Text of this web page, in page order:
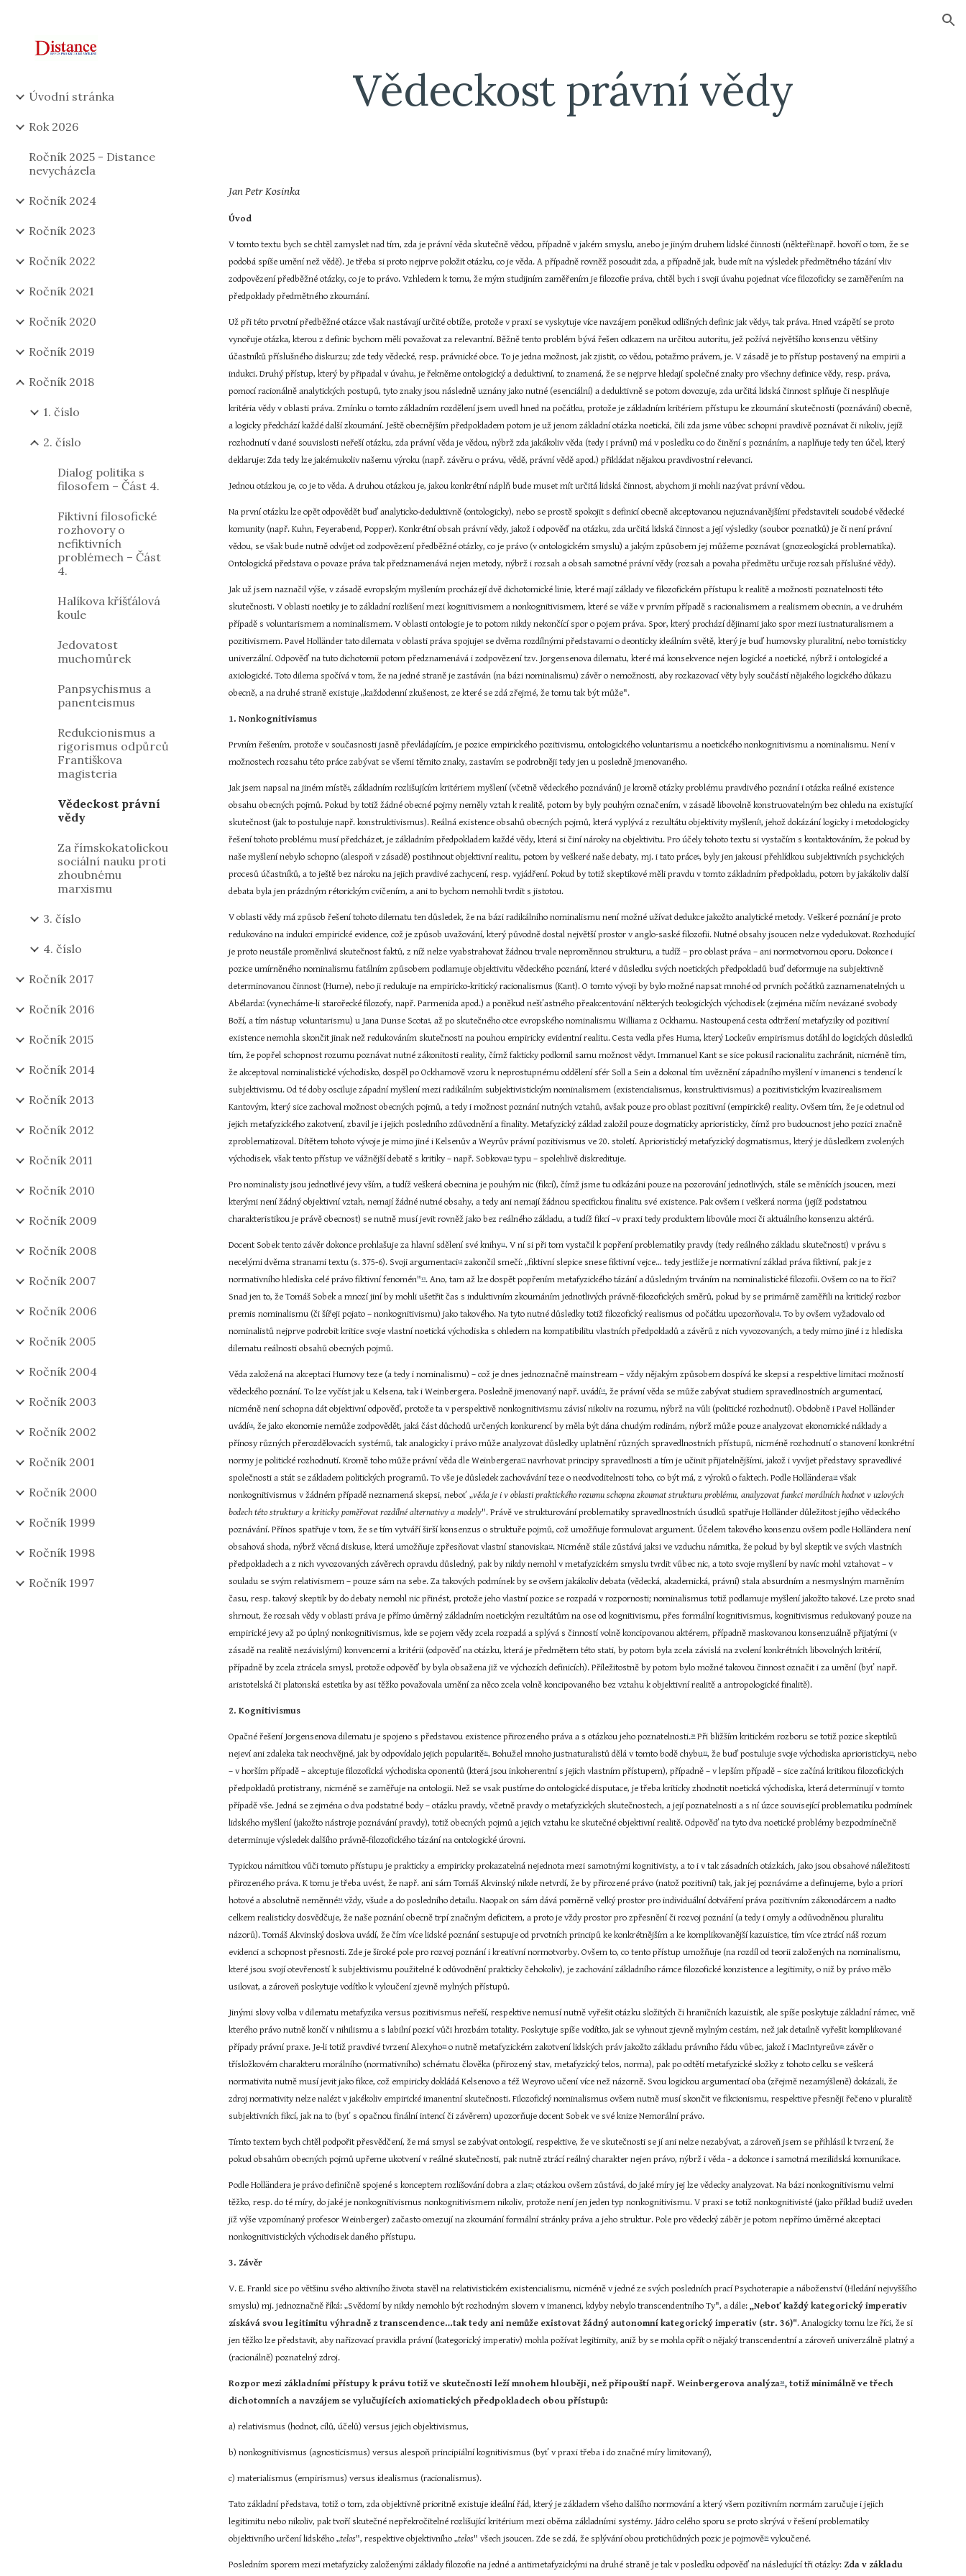
Úvodní stránka
Rok 2026
Ročník 2025 - Distance
nevycházela
Ročník 2024
Ročník 2023
Ročník 2022
Ročník 2021
Ročník 2020
Ročník 2019
Ročník 2018
1. číslo
2. číslo
Dialog politika s
filosofem – Část 4.
Fiktivní filosofické
rozhovory o
nefiktivních
problémech – Část
4.
Halíkova kříšťálová
koule
Jedovatost
muchomůrek
Panpsychismus a
panenteismus
Redukcionismus a
rigorismus odpůrců
Františkova
magisteria
Vědeckost právní
vědy
Za římskokatolickou
sociální nauku proti
zhoubnému
marxismu
3. číslo
4. číslo
Ročník 2017
Ročník 2016
Ročník 2015
Ročník 2014
Ročník 2013
Ročník 2012
Ročník 2011
Ročník 2010
Ročník 2009
Ročník 2008
Ročník 2007
Ročník 2006
Ročník 2005
Ročník 2004
Ročník 2003
Ročník 2002
Ročník 2001
Ročník 2000
Ročník 1999
Ročník 1998
Ročník 1997
Vědeckost právní vědy
Jan Petr Kosinka
Úvod
V tomto textu bych se chtěl zamyslet nad tím, zda je právní věda skutečně vědou, případně v jakém smyslu, anebo je jiným druhem lidské činnosti (někteří1např. hovoří o tom, že se
podobá spíše umění než vědě). Je třeba si proto nejprve položit otázku, co je věda. A případně rovněž posoudit zda, a případně jak, bude mít na výsledek předmětného tázání vliv
zodpovězení předběžné otázky, co je to právo. Vzhledem k tomu, že mým studijním zaměřením je filozofie práva, chtěl bych i svoji úvahu pojednat více filozoficky se zaměřením na
předpoklady předmětného zkoumání.
Už při této prvotní předběžné otázce však nastávají určité obtíže, protože v praxi se vyskytuje více navzájem poněkud odlišných definic jak vědy2, tak práva. Hned vzápětí se proto
vynořuje otázka, kterou z definic bychom měli považovat za relevantní. Běžně tento problém bývá řešen odkazem na určitou autoritu, jež požívá největšího konsenzu většiny
účastníků příslušného diskurzu; zde tedy vědecké, resp. právnické obce. To je jedna možnost, jak zjistit, co vědou, potažmo právem, je. V zásadě je to přístup postavený na empirii a
indukci. Druhý přístup, který by připadal v úvahu, je řekněme ontologický a deduktivní, to znamená, že se nejprve hledají společné znaky pro všechny definice vědy, resp. práva,
pomocí racionálně analytických postupů, tyto znaky jsou následně uznány jako nutné (esenciální) a deduktivně se potom dovozuje, zda určitá lidská činnost splňuje či nesplňuje
kritéria vědy v oblasti práva. Zmínku o tomto základním rozdělení jsem uvedl hned na počátku, protože je základním kritériem přístupu ke zkoumání skutečnosti (poznávání) obecně,
a logicky předchází každé další zkoumání. Ještě obecnějším předpokladem potom je už jenom základní otázka noetická, čili zda jsme vůbec schopni pravdivě poznávat či nikoliv, jejíž
rozhodnutí v dané souvislosti neřeší otázku, zda právní věda je vědou, nýbrž zda jakákoliv věda (tedy i právní) má v posledku co do činění s poznáním, a naplňuje tedy ten účel, který
deklaruje: Zda tedy lze jakémukoliv našemu výroku (např. závěru o právu, vědě, právní vědě apod.) přikládat nějakou pravdivostní relevanci.
Jednou otázkou je, co je to věda. A druhou otázkou je, jakou konkrétní náplň bude muset mít určitá lidská činnost, abychom ji mohli nazývat právní vědou.
Na první otázku lze opět odpovědět buď analyticko-deduktivně (ontologicky), nebo se prostě spokojit s definicí obecně akceptovanou nejuznávanějšími představiteli soudobé vědecké
komunity (např. Kuhn, Feyerabend, Popper). Konkrétní obsah právní vědy, jakož i odpověď na otázku, zda určitá lidská činnost a její výsledky (soubor poznatků) je či není právní
vědou, se však bude nutně odvíjet od zodpovězení předběžné otázky, co je právo (v ontologickém smyslu) a jakým způsobem jej můžeme poznávat (gnozeologická problematika).
Ontologická představa o povaze práva tak předznamenává nejen metody, nýbrž i rozsah a obsah samotné právní vědy (rozsah a povaha předmětu určuje rozsah příslušné vědy).
Jak už jsem naznačil výše, v zásadě evropským myšlením procházejí dvě dichotomické linie, které mají základy ve filozofickém přístupu k realitě a možnosti poznatelnosti této
skutečnosti. V oblasti noetiky je to základní rozlišení mezi kognitivismem a nonkognitivismem, které se váže v prvním případě s racionalismem a realismem obecnin, a ve druhém
případě s voluntarismem a nominalismem. V oblasti ontologie je to potom nikdy nekončící spor o pojem práva. Spor, který prochází dějinami jako spor mezi iustnaturalismem a
pozitivismem. Pavel Holländer tato dilemata v oblasti práva spojuje3 se dvěma rozdílnými představami o deonticky ideálním světě, který je buď humovsky pluralitní, nebo tomisticky
univerzální. Odpověď na tuto dichotomii potom předznamenává i zodpovězení tzv. Jorgensenova dilematu, které má konsekvence nejen logické a noetické, nýbrž i ontologické a
axiologické. Toto dilema spočívá v tom, že na jedné straně je zastáván (na bázi nominalismu) závěr o nemožnosti, aby rozkazovací věty byly součástí nějakého logického důkazu
obecně, a na druhé straně existuje „každodenní zkušenost, ze které se zdá zřejmé, že tomu tak být může".
1. Nonkognitivismus
Prvním řešením, protože v současnosti jasně převládajícím, je pozice empirického pozitivismu, ontologického voluntarismu a noetického nonkognitivismu a nominalismu. Není v
možnostech rozsahu této práce zabývat se všemi těmito znaky, zastavím se podrobněji tedy jen u posledně jmenovaného.
Jak jsem napsal na jiném místě4, základním rozlišujícím kritériem myšlení (včetně vědeckého poznávání) je kromě otázky problému pravdivého poznání i otázka reálné existence
obsahu obecných pojmů. Pokud by totiž žádné obecné pojmy neměly vztah k realitě, potom by byly pouhým označením, v zásadě libovolně konstruovatelným bez ohledu na existující
skutečnost (jak to postuluje např. konstruktivismus). Reálná existence obsahů obecných pojmů, která vyplývá z rezultátu objektivity myšlení5, jehož dokázání logicky i metodologicky
řešení tohoto problému musí předcházet, je základním předpokladem každé vědy, která si činí nároky na objektivitu. Pro účely tohoto textu si vystačím s kontaktováním, že pokud by
naše myšlení nebylo schopno (alespoň v zásadě) postihnout objektivní realitu, potom by veškeré naše debaty, mj. i tato práce6, byly jen jakousi přehlídkou subjektivních psychických
procesů účastníků, a to ještě bez nároku na jejich pravdivé zachycení, resp. vyjádření. Pokud by totiž skeptikové měli pravdu v tomto základním předpokladu, potom by jakákoliv další
debata byla jen prázdným rétorickým cvičením, a ani to bychom nemohli tvrdit s jistotou.
V oblasti vědy má způsob řešení tohoto dilematu ten důsledek, že na bázi radikálního nominalismu není možné užívat dedukce jakožto analytické metody. Veškeré poznání je proto
redukováno na indukci empirické evidence, což je způsob uvažování, který původně dostal největší prostor v anglo-saské filozofii. Nutné obsahy jsoucen nelze vydedukovat. Rozhodující
je proto neustále proměnlivá skutečnost faktů, z níž nelze vyabstrahovat žádnou trvale neproměnnou strukturu, a tudíž – pro oblast práva – ani normotvornou oporu. Dokonce i
pozice umírněného nominalismu fatálním způsobem podlamuje objektivitu vědeckého poznání, které v důsledku svých noetických předpokladů buď deformuje na subjektivně
determinovanou činnost (Hume), nebo ji redukuje na empiricko-kritický racionalismus (Kant). O tomto vývoji by bylo možné napsat mnohé od prvních počátků zaznamenatelných u
Abélarda7 (vynecháme-li starořecké filozofy, např. Parmenida apod.) a poněkud nešťastného přeakcentování některých teologických východisek (zejména ničím nevázané svobody
Boží, a tím nástup voluntarismu) u Jana Dunse Scota8, až po skutečného otce evropského nominalismu Williama z Ockhamu. Nastoupená cesta odtržení metafyziky od pozitivní
existence nemohla skončit jinak než redukováním skutečnosti na pouhou empiricky evidentní realitu. Cesta vedla přes Huma, který Lockeův empirismus dotáhl do logických důsledků
tím, že popřel schopnost rozumu poznávat nutné zákonitosti reality, čímž fakticky podlomil samu možnost vědy9. Immanuel Kant se sice pokusil racionalitu zachránit, nicméně tím,
že akceptoval nominalistické východisko, dospěl po Ockhamově vzoru k neprostupnému oddělení sfér Soll a Sein a dokonal tím uvěznění západního myšlení v imanenci s tendencí k
subjektivismu. Od té doby osciluje západní myšlení mezi radikálním subjektivistickým nominalismem (existencialismus, konstruktivismus) a pozitivistickým kvazirealismem
Kantovým, který sice zachoval možnost obecných pojmů, a tedy i možnost poznání nutných vztahů, avšak pouze pro oblast pozitivní (empirické) reality. Ovšem tím, že je odetnul od
jejich metafyzického zakotvení, zbavil je i jejich posledního zdůvodnění a finality. Metafyzický základ založil pouze dogmaticky aprioristicky, čímž pro budoucnost jeho pozici značně
zproblematizoval. Dítětem tohoto vývoje je mimo jiné i Kelsenův a Weyrův právní pozitivismus ve 20. století. Aprioristický metafyzický dogmatismus, který je důsledkem zvolených
východisek, však tento přístup ve vážnější debatě s kritiky – např. Sobkova10 typu – spolehlivě diskredituje.
Pro nominalisty jsou jednotlivé jevy vším, a tudíž veškerá obecnina je pouhým nic (fikcí), čímž jsme tu odkázáni pouze na pozorování jednotlivých, stále se měnících jsoucen, mezi
kterými není žádný objektivní vztah, nemají žádné nutné obsahy, a tedy ani nemají žádnou specifickou finalitu své existence. Pak ovšem i veškerá norma (jejíž podstatnou
charakteristikou je právě obecnost) se nutně musí jevit rovněž jako bez reálného základu, a tudíž fikcí –v praxi tedy produktem libovůle moci či aktuálního konsenzu aktérů.
Docent Sobek tento závěr dokonce prohlašuje za hlavní sdělení své knihy11. V ní si při tom vystačil k popření problematiky pravdy (tedy reálného základu skutečnosti) v právu s
necelými dvěma stranami textu (s. 375-6). Svoji argumentaci12 zakončil smečí: „fiktivní slepice snese fiktivní vejce… tedy jestliže je normativní základ práva fiktivní, pak je z
normativního hlediska celé právo fiktivní fenomén"13. Ano, tam až lze dospět popřením metafyzického tázání a důsledným trváním na nominalistické filozofii. Ovšem co na to říci?
Snad jen to, že Tomáš Sobek a mnozí jiní by mohli ušetřit čas s induktivním zkoumáním jednotlivých právně-filozofických směrů, pokud by se primárně zaměřili na kritický rozbor
premis nominalismu (či šířeji pojato – nonkognitivismu) jako takového. Na tyto nutné důsledky totiž filozofický realismus od počátku upozorňoval14. To by ovšem vyžadovalo od
nominalistů nejprve podrobit kritice svoje vlastní noetická východiska s ohledem na kompatibilitu vlastních předpokladů a závěrů z nich vyvozovaných, a tedy mimo jiné i z hlediska
dilematu reálnosti obsahů obecných pojmů.
Věda založená na akceptaci Humovy teze (a tedy i nominalismu) – což je dnes jednoznačně mainstream – vždy nějakým způsobem dospívá ke skepsi a respektive limitaci možností
vědeckého poznání. To lze vyčíst jak u Kelsena, tak i Weinbergera. Posledně jmenovaný např. uvádí15, že právní věda se může zabývat studiem spravedlnostních argumentací,
nicméně není schopna dát objektivní odpověď, protože ta v perspektivě nonkognitivismu závisí nikoliv na rozumu, nýbrž na vůli (politické rozhodnutí). Obdobně i Pavel Holländer
uvádí16, že jako ekonomie nemůže zodpovědět, jaká část důchodů určených konkurencí by měla být dána chudým rodinám, nýbrž může pouze analyzovat ekonomické náklady a
přínosy různých přerozdělovacích systémů, tak analogicky i právo může analyzovat důsledky uplatnění různých spravedlnostních přístupů, nicméně rozhodnutí o stanovení konkrétní
normy je politické rozhodnutí. Kromě toho může právní věda dle Weinbergera17 navrhovat principy spravedlnosti a tím je učinit přijatelnějšími, jakož i vyvíjet představy spravedlivé
společnosti a stát se základem politických programů. To vše je důsledek zachovávání teze o neodvoditelnosti toho, co být má, z výroků o faktech. Podle Holländera18 však
nonkognitivismus v žádném případě neznamená skepsi, neboť „věda je i v oblasti praktického rozumu schopna zkoumat strukturu problému, analyzovat funkci morálních hodnot v uzlových
bodech této struktury a kriticky poměřovat rozdílné alternativy a modely". Právě ve strukturování problematiky spravedlnostních úsudků spatřuje Holländer důležitost jejího vědeckého
poznávání. Přínos spatřuje v tom, že se tím vytváří širší konsenzus o struktuře pojmů, což umožňuje formulovat argument. Účelem takového konsenzu ovšem podle Holländera není
obsahová shoda, nýbrž věcná diskuse, která umožňuje zpřesňovat vlastní stanoviska19. Nicméně stále zůstává jaksi ve vzduchu námitka, že pokud by byl skeptik ve svých vlastních
předpokladech a z nich vyvozovaných závěrech opravdu důsledný, pak by nikdy nemohl v metafyzickém smyslu tvrdit vůbec nic, a toto svoje myšlení by navíc mohl vztahovat – v
souladu se svým relativismem – pouze sám na sebe. Za takových podmínek by se ovšem jakákoliv debata (vědecká, akademická, právní) stala absurdním a nesmyslným marněním
času, resp. takový skeptik by do debaty nemohl nic přinést, protože jeho vlastní pozice se rozpadá v rozpornosti; nominalismus totiž podlamuje myšlení jakožto takové. Lze proto snad
shrnout, že rozsah vědy v oblasti práva je přímo úměrný základním noetickým rezultátům na ose od kognitivismu, přes formální kognitivismus, kognitivismus redukovaný pouze na
empirické jevy až po úplný nonkognitivismus, kde se pojem vědy zcela rozpadá a splývá s činností volně koncipovanou aktérem, případně maskovanou konsenzuálně přijatými (v
zásadě na realitě nezávislými) konvencemi a kritérii (odpověď na otázku, která je předmětem této stati, by potom byla zcela závislá na zvolení konkrétních libovolných kritérií,
případně by zcela ztrácela smysl, protože odpověď by byla obsažena již ve výchozích definicích). Příležitostně by potom bylo možné takovou činnost označit i za umění (byť např.
aristotelská či platonská estetika by asi těžko považovala umění za něco zcela volně koncipovaného bez vztahu k objektivní realitě a antropologické finalitě).
2. Kognitivismus
Opačné řešení Jorgensenova dilematu je spojeno s představou existence přirozeného práva a s otázkou jeho poznatelnosti.20 Při bližším kritickém rozboru se totiž pozice skeptiků
nejeví ani zdaleka tak neochvějné, jak by odpovídalo jejich popularitě21. Bohužel mnoho justnaturalistů dělá v tomto bodě chybu22, že buď postuluje svoje východiska aprioristicky23, nebo
– v horším případě – akceptuje filozofická východiska oponentů (která jsou inkoherentní s jejich vlastním přístupem), případně – v lepším případě – sice začíná kritikou filozofických
předpokladů protistrany, nicméně se zaměřuje na ontologii. Než se vsak pustíme do ontologické disputace, je třeba kriticky zhodnotit noetická východiska, která determinují v tomto
případě vše. Jedná se zejména o dva podstatné body – otázku pravdy, včetně pravdy o metafyzických skutečnostech, a její poznatelnosti a s ní úzce související problematiku podmínek
lidského myšlení (jakožto nástroje poznávání pravdy), totiž obecných pojmů a jejich vztahu ke skutečné objektivní realitě. Odpověď na tyto dva noetické problémy bezpodmínečně
determinuje výsledek dalšího právně-filozofického tázání na ontologické úrovni.
Typickou námitkou vůči tomuto přístupu je prakticky a empiricky prokazatelná nejednota mezi samotnými kognitivisty, a to i v tak zásadních otázkách, jako jsou obsahové náležitosti
přirozeného práva. K tomu je třeba uvést, že např. ani sám Tomáš Akvinský nikde netvrdí, že by přirozené právo (natož pozitivní) tak, jak jej poznáváme a definujeme, bylo a priori
hotové a absolutně neměnné24 vždy, všude a do posledního detailu. Naopak on sám dává poměrně velký prostor pro individuální dotváření práva pozitivním zákonodárcem a nadto
celkem realisticky dosvědčuje, že naše poznání obecně trpí značným deficitem, a proto je vždy prostor pro zpřesnění či rozvoj poznání (a tedy i omyly a odůvodněnou pluralitu
názorů). Tomáš Akvinský doslova uvádí, že čím více lidské poznání sestupuje od prvotních principů ke konkrétnějším a ke komplikovanější kazuistice, tím více ztrácí náš rozum
evidenci a schopnost přesnosti. Zde je široké pole pro rozvoj poznání i kreativní normotvorby. Ovšem to, co tento přístup umožňuje (na rozdíl od teorii založených na nominalismu,
které jsou svojí otevřeností k subjektivismu použitelné k odůvodnění prakticky čehokoliv), je zachování základního rámce filozofické konzistence a legitimity, o niž by právo mělo
usilovat, a zároveň poskytuje vodítko k vyloučení zjevně mylných přístupů.
Jinými slovy volba v dilematu metafyzika versus pozitivismus neřeší, respektive nemusí nutně vyřešit otázku složitých či hraničních kazuistik, ale spíše poskytuje základní rámec, vně
kterého právo nutně končí v nihilismu a s labilní pozicí vůči hrozbám totality. Poskytuje spíše vodítko, jak se vyhnout zjevně mylným cestám, než jak detailně vyřešit komplikované
případy právní praxe. Je-li totiž pravdivé tvrzení Alexyho25 o nutně metafyzickém zakotvení lidských práv jakožto základu právního řádu vůbec, jakož i MacIntyreův26 závěr o
třísložkovém charakteru morálního (normativního) schématu člověka (přirozený stav, metafyzický telos, norma), pak po odtětí metafyzické složky z tohoto celku se veškerá
normativita nutně musí jevit jako fikce, což empiricky dokládá Kelsenovo a též Weyrovo učení více než názorně. Svou logickou argumentací oba (zřejmě nezamýšleně) dokázali, že
zdroj normativity nelze nalézt v jakékoliv empirické imanentní skutečnosti. Filozofický nominalismus ovšem nutně musí skončit ve fikcionismu, respektive přesněji řečeno v pluralitě
subjektivních fikcí, jak na to (byť s opačnou finální intencí či závěrem) upozorňuje docent Sobek ve své knize Nemorální právo.
Tímto textem bych chtěl podpořit přesvědčení, že má smysl se zabývat ontologií, respektive, že ve skutečnosti se jí ani nelze nezabývat, a zároveň jsem se přihlásil k tvrzení, že
pokud obsahům obecných pojmů upřeme ukotvení v reálné skutečnosti, pak nutně ztrácí reálný charakter nejen právo, nýbrž i věda - a dokonce i samotná mezilidská komunikace.
Podle Holländera je právo definičně spojené s konceptem rozlišování dobra a zla27; otázkou ovšem zůstává, do jaké míry jej lze vědecky analyzovat. Na bázi nonkognitivismu velmi
těžko, resp. do té míry, do jaké je nonkognitivismus nonkognitivismem nikoliv, protože není jen jeden typ nonkognitivismu. V praxi se totiž nonkognitivisté (jako příklad budiž uveden
již výše vzpomínaný profesor Weinberger) začasto omezují na zkoumání formální stránky práva a jeho struktur. Pole pro vědecký záběr je potom nepřímo úměrné akceptaci
nonkognitivistických východisek daného přístupu.
3. Závěr
V. E. Frankl sice po většinu svého aktivního života stavěl na relativistickém existencialismu, nicméně v jedné ze svých posledních prací Psychoterapie a náboženství (Hledání nejvyššího
smyslu) mj. jednoznačně říká: „Svědomí by nikdy nemohlo být rozhodným slovem v imanenci, kdyby nebylo transcendentního Ty", a dále: „Neboť každý kategorický imperativ
získává svou legitimitu výhradně z transcendence…tak tedy ani nemůže existovat žádný autonomní kategorický imperativ (str. 36)". Analogicky tomu lze říci, že si
jen těžko lze představit, aby nařizovací pravidla právní (kategorický imperativ) mohla požívat legitimity, aniž by se mohla opřít o nějaký transcendentní a zároveň univerzálně platný a
(racionálně) poznatelný zdroj.
Rozpor mezi základními přístupy k právu totiž ve skutečnosti leží mnohem hlouběji, než připouští např. Weinbergerova analýza28, totiž minimálně ve třech
dichotomních a navzájem se vylučujících axiomatických předpokladech obou přístupů:
a) relativismus (hodnot, cílů, účelů) versus jejich objektivismus,
b) nonkognitivismus (agnosticismus) versus alespoň principiální kognitivismus (byť v praxi třeba i do značné míry limitovaný),
c) materialismus (empirismus) versus idealismus (racionalismus).
Tato základní představa, totiž o tom, zda objektivně prioritně existuje ideální řád, který je základem všeho dalšího normování a který všem pozitivním normám zaručuje i jejich
legitimitu nebo nikoliv, pak tvoří skutečné nepřekročitelné rozlišující kritérium mezi oběma základními systémy. Jádro celého sporu se proto skrývá v řešení problematiky
objektivního určení lidského „telos", respektive objektivního „telos" všech jsoucen. Zde se zdá, že splývání obou protichůdných pozic je pojmově29 vyloučené.
Posledním sporem mezi metafyzicky založenými základy filozofie na jedné a antimetafyzickými na druhé straně je tak v posledku odpověď na následující tři otázky: Zda v základu